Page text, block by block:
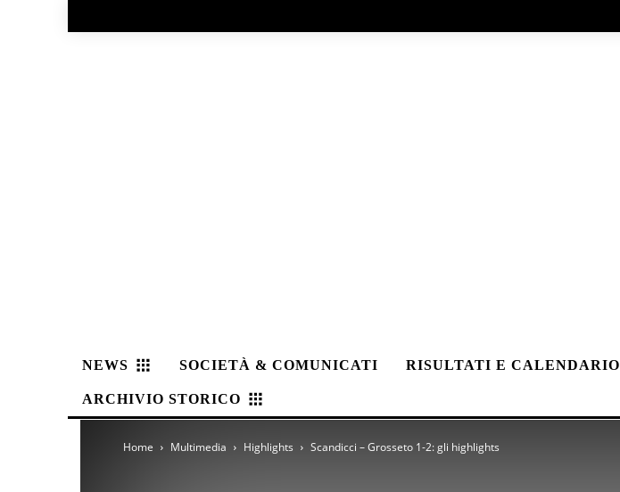
NEWS SOCIETÀ & COMUNICATI RISULTATI E CALENDARIO
ARCHIVIO STORICO
Home Multimedia Highlights Scandicci – Grosseto 1-2: gli highlights